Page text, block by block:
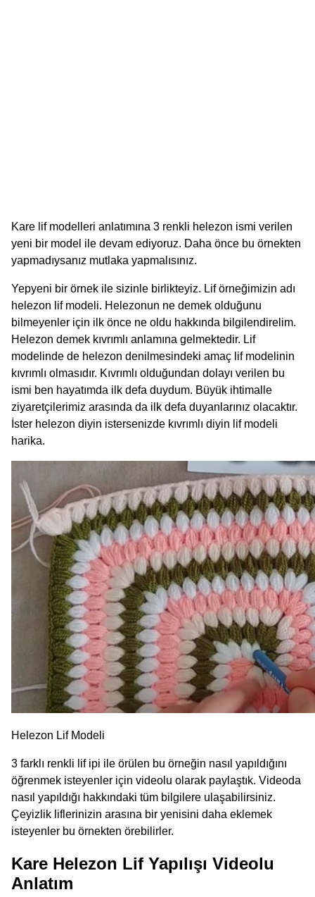
Kare lif modelleri anlatımına 3 renkli helezon ismi verilen
yeni bir model ile devam ediyoruz. Daha önce bu örnekten
yapmadıysanız mutlaka yapmalısınız.
Yepyeni bir örnek ile sizinle birlikteyiz. Lif örneğimizin adı
helezon lif modeli. Helezonun ne demek olduğunu
bilmeyenler için ilk önce ne oldu hakkında bilgilendirelim.
Helezon demek kıvrımlı anlamına gelmektedir. Lif
modelinde de helezon denilmesindeki amaç lif modelinin
kıvrımlı olmasıdır. Kıvrımlı olduğundan dolayı verilen bu
ismi ben hayatımda ilk defa duydum. Büyük ihtimalle
ziyaretçilerimiz arasında da ilk defa duyanlarınız olacaktır.
İster helezon diyin istersenizde kıvrımlı diyin lif modeli
harika.
Helezon Lif Modeli
3 farklı renkli lif ipi ile örülen bu örneğin nasıl yapıldığını
öğrenmek isteyenler için videolu olarak paylaştık. Videoda
nasıl yapıldığı hakkındaki tüm bilgilere ulaşabilirsiniz.
Çeyizlik liflerinizin arasına bir yenisini daha eklemek
isteyenler bu örnekten örebilirler.
Kare Helezon Lif Yapılışı Videolu
Anlatım